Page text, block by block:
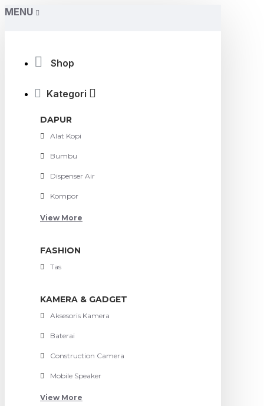
MENU
Shop
Kategori
DAPUR
Alat Kopi
Bumbu
Dispenser Air
Kompor
View More
FASHION
Tas
KAMERA & GADGET
Aksesoris Kamera
Baterai
Construction Camera
Mobile Speaker
View More